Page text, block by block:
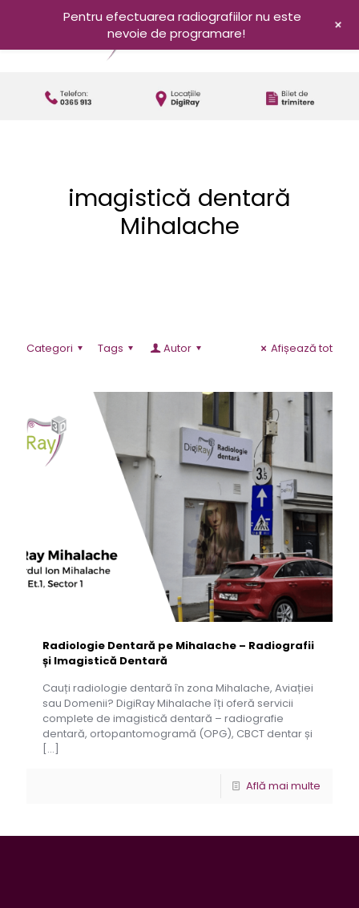
imagistică dentară
Mihalache
Categori Tags Autor Afișează tot
Radiologie Dentară pe Mihalache – Radiografii
și Imagistică Dentară
Cauți radiologie dentară în zona Mihalache, Aviației
sau Domenii? DigiRay Mihalache îți oferă servicii
complete de imagistică dentară – radiografie
dentară, ortopantomogramă (OPG), CBCT dentar și
[…]
Află mai multe
Pentru efectuarea radiografiilor nu este
nevoie de programare!
+